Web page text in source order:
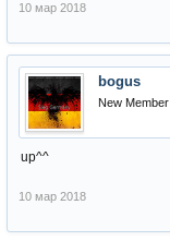
10 мар 2018
bogus
New Member
up^^
10 мар 2018